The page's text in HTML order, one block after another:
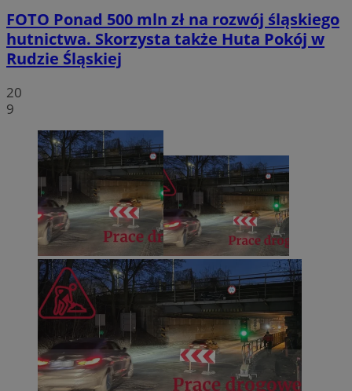
FOTO Ponad 500 mln zł na rozwój śląskiego
hutnictwa. Skorzysta także Huta Pokój w
Rudzie Śląskiej
20
9